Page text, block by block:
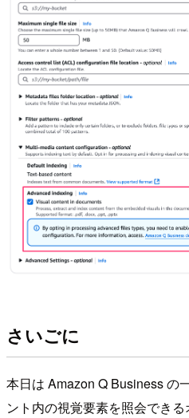
さいごに
本日は Amazon Q Business の
ント内の視覚要素を照会でき